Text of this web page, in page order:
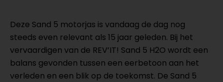
Deze Sand 5 motorjas is vandaag de dag nog
steeds even relevant als 15 jaar geleden. Bij het
vervaardigen van de REV’IT! Sand 5 H2O wordt een
balans gevonden tussen een eerbetoon aan het
verleden en een blik op de toekomst. De Sand 5